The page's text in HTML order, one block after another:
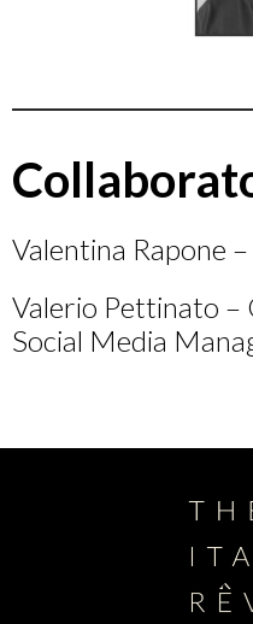
Valentina Rapone
Valerio Pettinato –
Social Media